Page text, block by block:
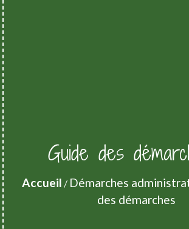
Guide des
Accueil / Démarches
des démarches